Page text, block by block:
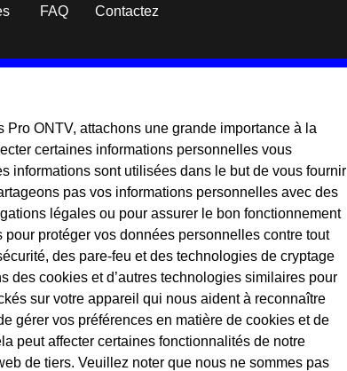
FAQ Contactez
ONTV, attachons une grande importance à la
certaines informations personnelles vous
informations sont utilisées dans le but de vous fournir
pas vos informations personnelles avec des
légales ou pour assurer le bon fonctionnement
protéger vos données personnelles contre tout
des pare-feu et des technologies de cryptage
cookies et d’autres technologies similaires pour
sur votre appareil qui nous aident à reconnaître
gérer vos préférences en matière de cookies et de
peut affecter certaines fonctionnalités de notre
de tiers. Veuillez noter que nous ne sommes pas